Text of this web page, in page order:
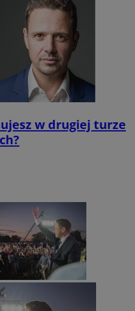
w drugiej turze